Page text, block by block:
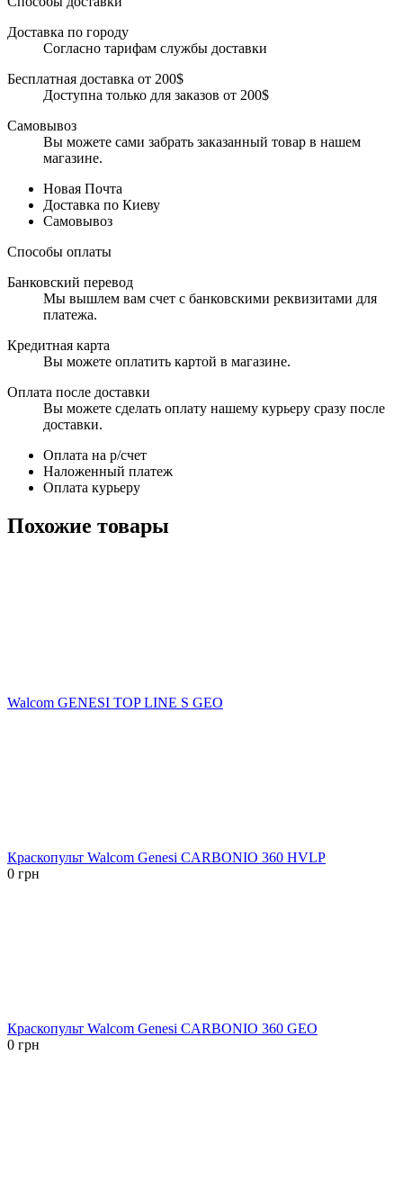
Доставка по городу
Согласно тарифам службы доставки
Бесплатная доставка от 200$
Доступна только для заказов от 200$
Самовывоз
Вы можете сами забрать заказанный товар в нашем
магазине.
Новая Почта
Доставка по Киеву
Самовывоз
Способы оплаты
Банковский перевод
Мы вышлем вам счет с банковскими реквизитами для
платежа.
Кредитная карта
Вы можете оплатить картой в магазине.
Оплата после доставки
Вы можете сделать оплату нашему курьеру сразу после
доставки.
Оплата на р/счет
Наложенный платеж
Оплата курьеру
Похожие товары
Walcom GENESI TOP LINE S GEO
Краскопульт Walcom Genesi CARBONIO 360 HVLP
0 грн
Краскопульт Walcom Genesi CARBONIO 360 GEO
0 грн